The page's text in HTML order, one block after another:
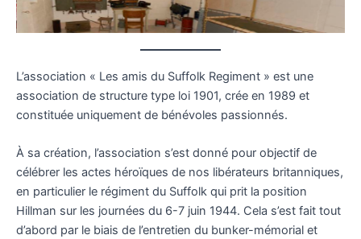
L’association « Les amis du Suffolk Regiment » est une
association de structure type loi 1901, crée en 1989 et
constituée uniquement de bénévoles passionnés.
À sa création, l’association s’est donné pour objectif de
célébrer les actes héroïques de nos libérateurs britanniques,
en particulier le régiment du Suffolk qui prit la position
Hillman sur les journées du 6-7 juin 1944. Cela s’est fait tout
d’abord par le biais de l’entretien du bunker-mémorial et